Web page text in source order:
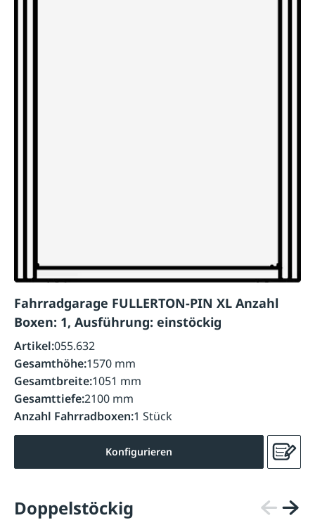
Fahrradgarage FULLERTON-PIN XL Anzahl
Boxen: 1, Ausführung: einstöckig
Artikel:055.632
Gesamthöhe:1570 mm
Gesamtbreite:1051 mm
Gesamttiefe:2100 mm
Anzahl Fahrradboxen:1 Stück
Konfigurieren
Doppelstöckig